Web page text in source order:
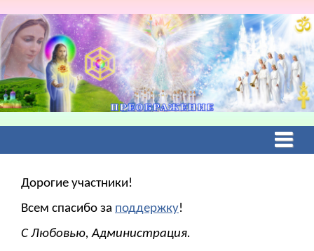
Дорогие участники!
Всем спасибо за поддержку!
С Любовью, Администрация.